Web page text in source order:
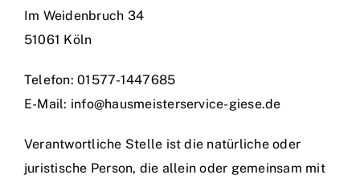
Im Weidenbruch 34
51061 Köln
Telefon: 01577-1447685
E-Mail: info@hausmeisterservice-giese.de
Verantwortliche Stelle ist die natürliche oder
juristische Person, die allein oder gemeinsam mit